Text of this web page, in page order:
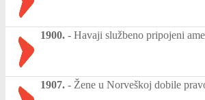
1900. - Havaji službeno pripojeni
1907. - Žene u Norveškoj dobile